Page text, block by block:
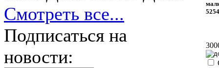
Смотреть все...
Подписаться на
новости: